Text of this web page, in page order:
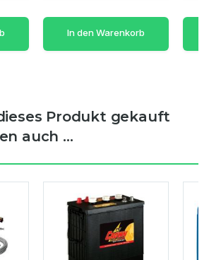
In den Warenkorb
Produkt gekauft
auch ...